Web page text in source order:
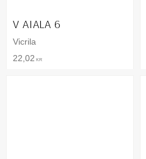
V AIALA 6
Vicrila
22,02 KR